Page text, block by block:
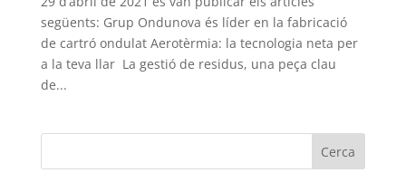
següents: Grup Ondunova és líder en la fabricació
de cartró ondulat Aerotèrmia: la tecnologia neta per
a la teva llar La gestió de residus, una peça clau
de...